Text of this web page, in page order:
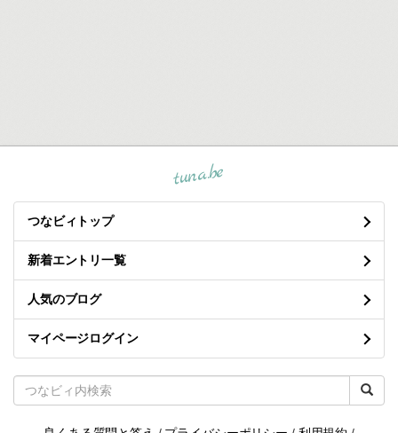
tuna.be
つなビィトップ
新着エントリ一覧
人気のブログ
マイページログイン